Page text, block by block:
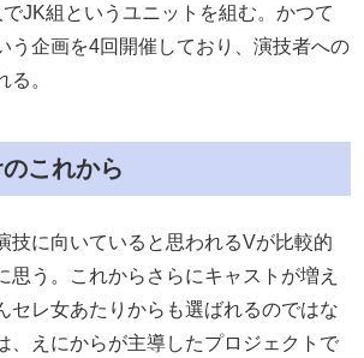
JK組というユニットを組む。かつて
う企画を4回開催しており、演技者への
。
これから
技に向いていると思われるVが比較的
思う。これからさらにキャストが増え
セレ女あたりからも選ばれるのではな
、えにからが主導したプロジェクトで